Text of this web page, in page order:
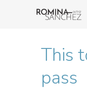
This
pass